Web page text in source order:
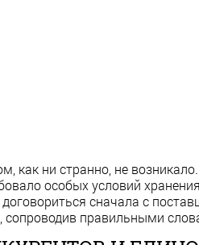
как ни странно, не
особых условий
сначала с
сопроводив правильными